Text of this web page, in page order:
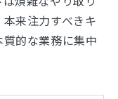
来注力すべきキ
的な業務に集中